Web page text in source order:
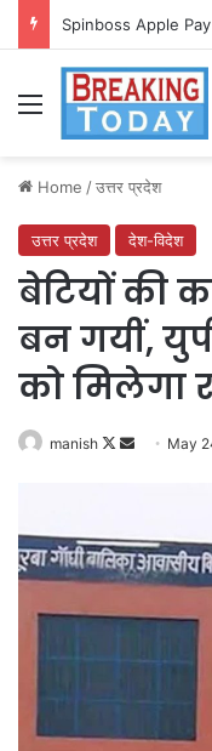
Spinboss Apple
Menu
Home /उत्तर प्रदेश
उत्तर प्रदेश देश-विदेश
बेटियों की
बन गयीं,
को मिलेगा
manish
Follow
Send May